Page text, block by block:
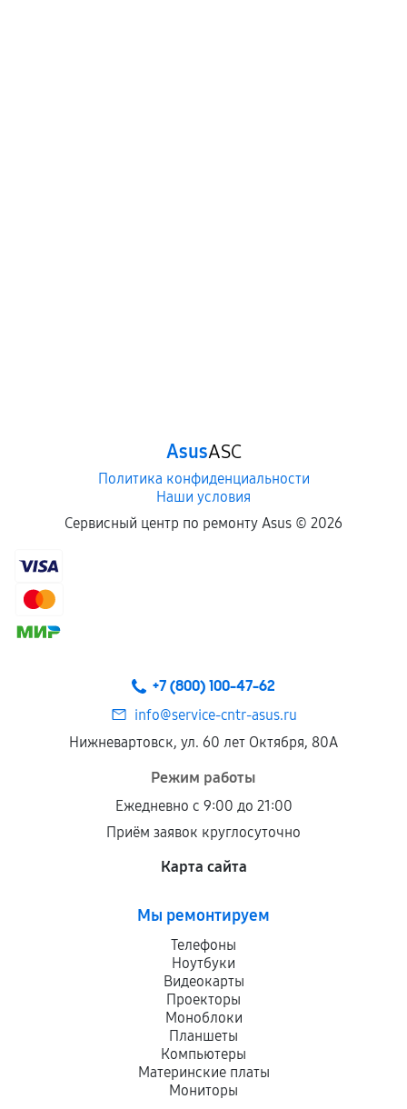
AsusASC
Политика конфиденциальности
Наши условия
Сервисный центр по ремонту Asus © 2026
+7 (800) 100-47-62
info@service-cntr-asus.ru
Нижневартовск, ул. 60 лет Октября, 80А
Режим работы
Ежедневно с 9:00 до 21:00
Приём заявок круглосуточно
Карта сайта
Мы ремонтируем
Телефоны
Ноутбуки
Видеокарты
Проекторы
Моноблоки
Планшеты
Компьютеры
Материнские платы
Мониторы